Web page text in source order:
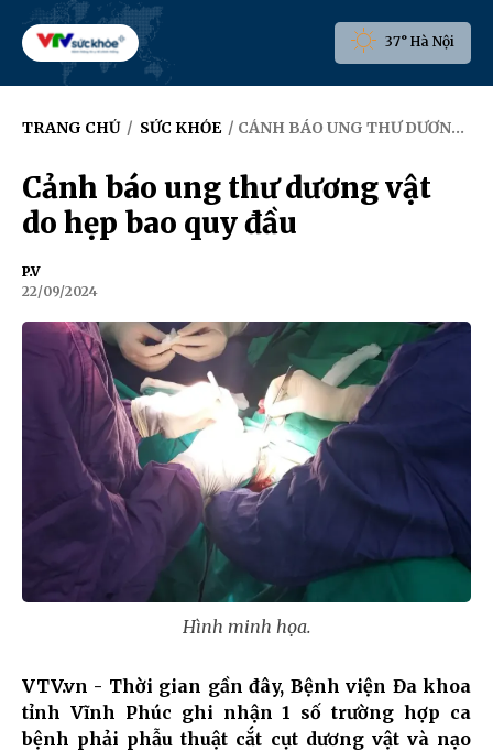
37° Hà Nội
TRANG CHỦ / SỨC KHỎE / CẢNH BÁO UNG THƯ DƯƠNG VẬT DO HẸP BAO QUY ĐẦU
Cảnh báo ung thư dương vật
do hẹp bao quy đầu
P.V
22/09/2024
Hình minh họa.
VTV.vn - Thời gian gần đây, Bệnh viện Đa khoa
tỉnh Vĩnh Phúc ghi nhận 1 số trường hợp ca
bệnh phải phẫu thuật cắt cụt dương vật và nạo